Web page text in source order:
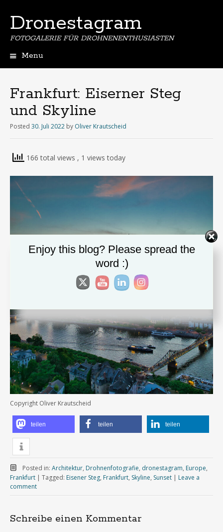
Dronestagram
FOTOGALERIE FÜR DROHNENENTHUSIASTEN
Menu
Frankfurt: Eiserner Steg
und Skyline
Posted 30. Juli 2022 by Oliver Krautscheid
166 total views , 1 views today
Copyright Oliver Krautscheid
teilen teilen teilen
Posted in: Architektur, Drohnenfotografie, dronestagram, Europe,
Frankfurt | Tagged: Eisener Steg, Frankfurt, Skyline, Sunset | Leave a
comment
Schreibe einen Kommentar
Enjoy this blog? Please spread the
word :)